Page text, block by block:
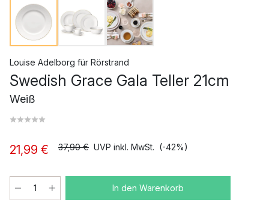
Louise Adelborg für Rörstrand
Swedish Grace Gala Teller 21cm
Weiß
21,99 € 37,90 € UVP inkl. MwSt. (-42%)
In den Warenkorb